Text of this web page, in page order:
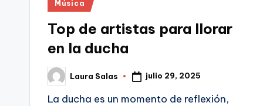
Música
Top de artistas para llorar
en la ducha
Publicado
por
Laura Salas julio 29, 2025
La ducha es un momento de reflexión,